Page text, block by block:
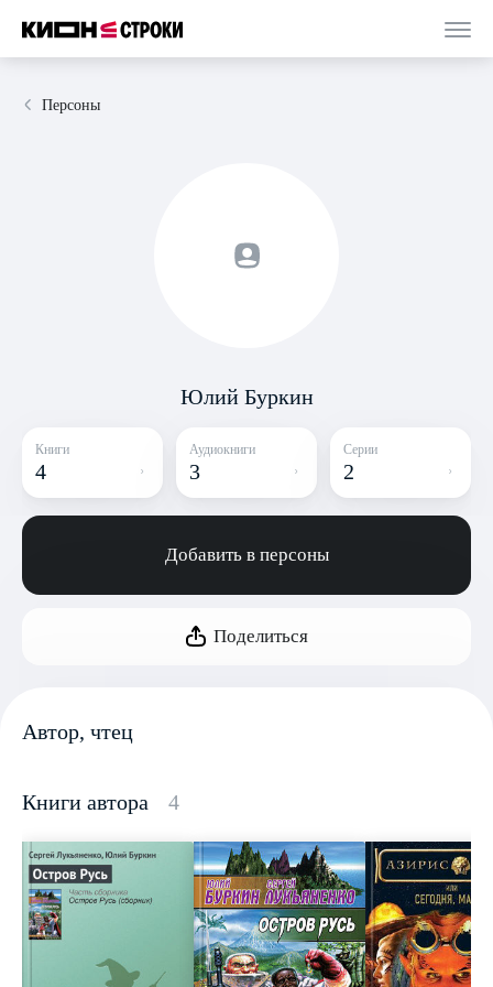
Персоны
Юлий Буркин
Книги
4
Аудиокниги
3
Серии
2
Добавить в персоны
Поделиться
Автор, чтец
Книги автора 4